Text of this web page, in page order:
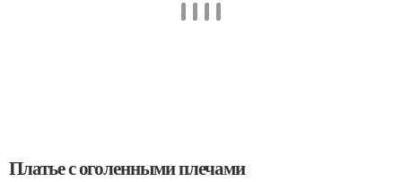
Платье с оголенными плечами